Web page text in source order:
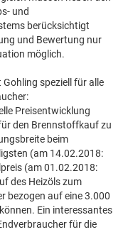
und
berücksichtigt
und Bewertung nur
möglich.
speziell für alle
Preisentwicklung
den Brennstoffkauf zu
beim
(am 14.02.2018:
(am 01.02.2018:
des Heizöls zum
bezogen auf eine 3.000
Ein interessantes
für die